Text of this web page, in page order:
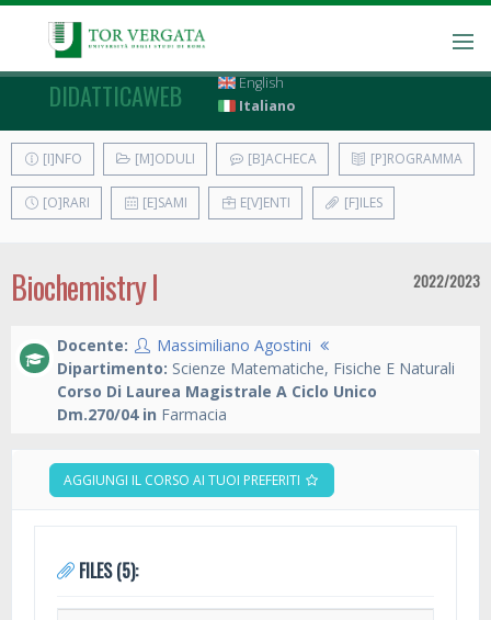
DIDATTICAWEB
English
Italiano
[I]NFO [M]ODULI [B]ACHECA [P]ROGRAMMA
[O]RARI [E]SAMI E[V]ENTI [F]ILES
Biochemistry I 2022/2023
Docente:
Massimiliano Agostini
Dipartimento: Scienze Matematiche, Fisiche E Naturali
Corso Di Laurea Magistrale A Ciclo Unico
Dm.270/04 in Farmacia
AGGIUNGI IL CORSO AI TUOI PREFERITI
FILES (5):